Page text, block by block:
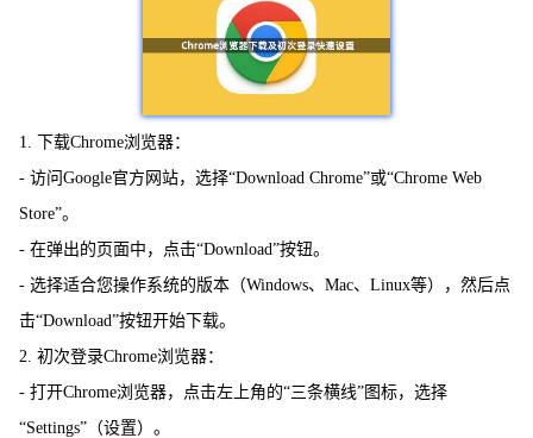
1. 下载Chrome浏览器：
- 访问Google官方网站，选择“Download Chrome”或“Chrome Web
Store”。
- 在弹出的页面中，点击“Download”按钮。
- 选择适合您操作系统的版本（Windows、Mac、Linux等），然后点
击“Download”按钮开始下载。
2. 初次登录Chrome浏览器：
- 打开Chrome浏览器，点击左上角的“三条横线”图标，选择
“Settings”（设置）。